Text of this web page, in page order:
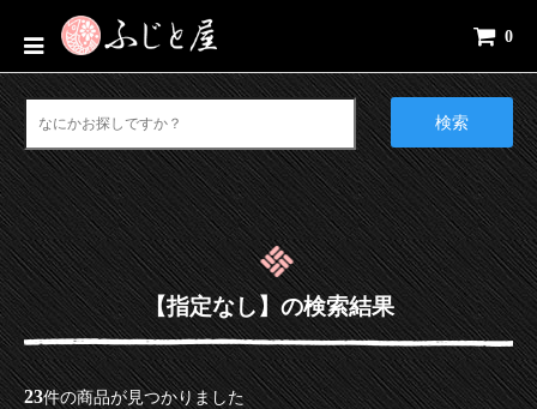
0
検索
【指定なし】の検索結果
23件の商品が見つかりました